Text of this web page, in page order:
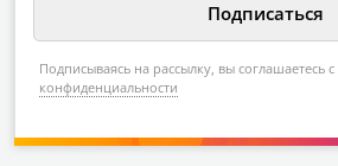
Подписываясь на рассылку, вы соглашаетесь с
конфиденциальности